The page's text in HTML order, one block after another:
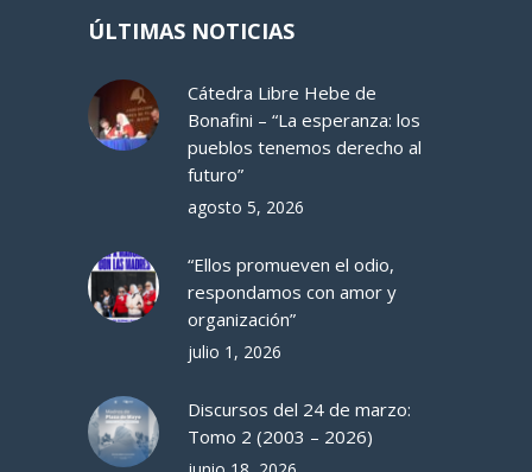
ÚLTIMAS NOTICIAS
Cátedra Libre Hebe de
Bonafini – “La esperanza: los
pueblos tenemos derecho al
futuro”
agosto 5, 2026
“Ellos promueven el odio,
respondamos con amor y
organización”
julio 1, 2026
Discursos del 24 de marzo:
Tomo 2 (2003 – 2026)